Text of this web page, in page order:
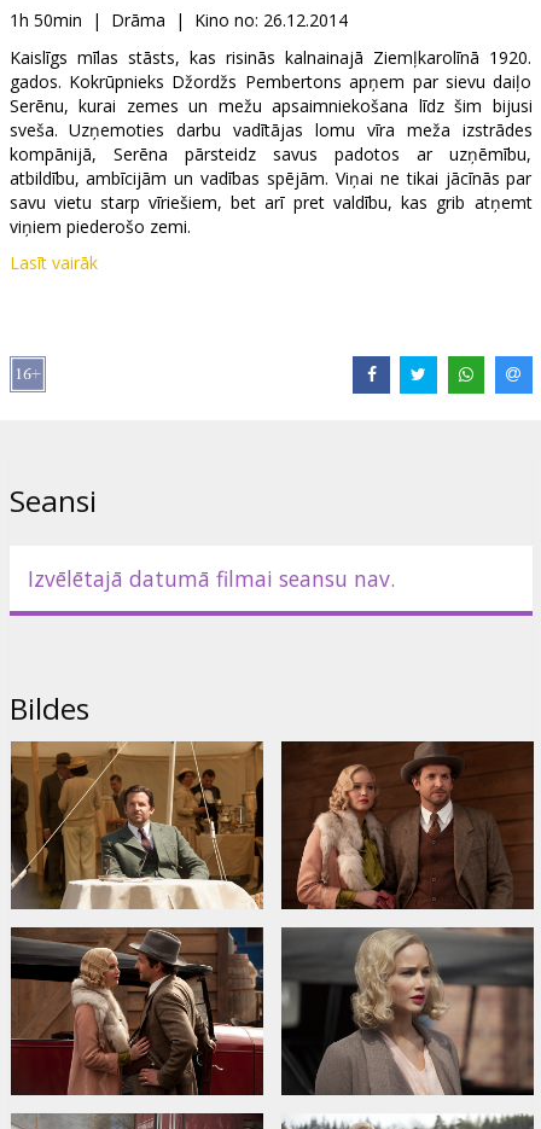
Kino
Klubs
1h 50min | Drāma | Kino no: 26.12.2014
Kaislīgs mīlas stāsts, kas risinās kalnainajā Ziemļkarolīnā 1920.
gados. Kokrūpnieks Džordžs Pembertons apņem par sievu daiļo
Serēnu, kurai zemes un mežu apsaimniekošana līdz šim bijusi
sveša. Uzņemoties darbu vadītājas lomu vīra meža izstrādes
kompānijā, Serēna pārsteidz savus padotos ar uzņēmību,
atbildību, ambīcijām un vadības spējām. Viņai ne tikai jācīnās par
savu vietu starp vīriešiem, bet arī pret valdību, kas grib atņemt
viņiem piederošo zemi.
Nelaime ienāk jaunajā ģimenē ar ziņu, ka pēc pārtrūkušas
puisi nogalināt…
"Serēna" ir trešā reize, kad uz lielā ekrāna satiekas Amerikas
Kinoakadēmijas balvas ieguvēja Dženifera Lorensa ("Bada spēles",
Kinoakadēmijas balvas nominants Bredlijs Kūpers ("Paģiras",
"Amerikāņu afēra" un "Optimista stāsts"). Filmu ir režisējusi
Sūzena Bīra ("Lietas, ko pazaudējām ugunsgrēkā" un "Labākā
Izplatītājs: Acme Film SIA
Režisors: Susanne Bier
Lomās: Jennifer Lawrence,Bradley Cooper,Toby Jones,Rhys Ifans
Saites: IMDB,Facebook
Lasīt vairāk
Seansi
Izvēlētajā datumā filmai seansu nav.
Bildes